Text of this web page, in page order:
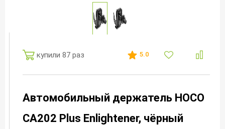
купили 87 раз 5.0
Автомобильный держатель HOCO
CA202 Plus Enlightener, чёрный